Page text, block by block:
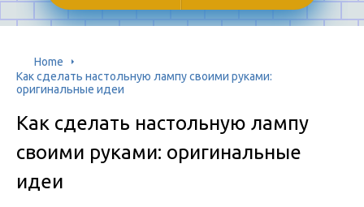
Home
Как сделать настольную лампу своими руками:
оригинальные идеи
Как сделать настольную лампу
своими руками: оригинальные
идеи